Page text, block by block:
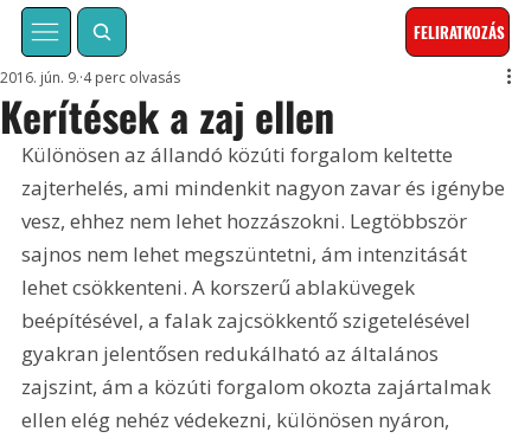
FELIRATKOZÁS
Kerítések a zaj ellen
2016. jún. 9. 4 perc olvasás
Különösen az állandó közúti forgalom keltette
zajterhelés, ami mindenkit nagyon zavar és igénybe
vesz, ehhez nem lehet hozzászokni. Legtöbbször
sajnos nem lehet megszüntetni, ám intenzitását
lehet csökkenteni. A korszerű ablaküvegek
beépítésével, a falak zajcsökkentő szigetelésével
gyakran jelentősen redukálható az általános
zajszint, ám a közúti forgalom okozta zajártalmak
ellen elég nehéz védekezni, különösen nyáron,